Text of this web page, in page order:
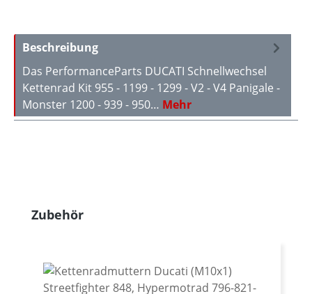
Beschreibung
Das PerformanceParts DUCATI Schnellwechsel
Kettenrad Kit 955 - 1199 - 1299 - V2 - V4 Panigale -
Monster 1200 - 939 - 950… Mehr
Produktgalerie überspringen
Zubehör